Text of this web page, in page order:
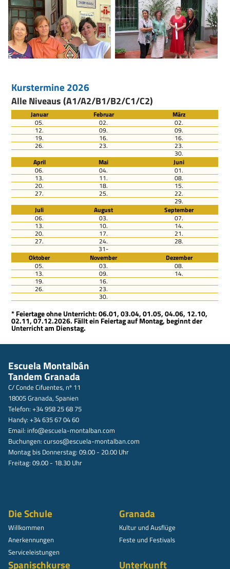
Kurstermine 2026
Alle Niveaus (A1/A2/B1/B2/C1/C2)
Januar Februar
März
05.
02. 02.
12. 09. 09.
19. 16. 16.
26. 23. 23.
30.
April
Mai
Juni
06.
04. 01.
13. 11. 08.
20. 18. 15.
27. 25. 22.
29.
Juli
August
September
06.
03. 07.
13. 10. 14.
20. 17. 21.
27. 24. 28.
31-
Oktober
November
Dezember
05.
03. 08.
13. 09. 14.
19. 16.
26. 23.
30.
* Feiertage ohne Unterricht: 06.01, 03.04, 01.05, 04.06, 12.10,
02.11, 07.12.2026. Fällt ein Feiertag auf Montag, beginnt der
Unterricht am Dienstag.
Escuela Montalbán
Tandem Granada
C/ Conde Cifuentes, nº 11
18005 Granada, Spanien
Telefon: +34 958 25 68 75
Handy: +34 635 67 04 60
Email: info@escuela-montalban.com
Buchungen: cursos@escuela-montalban.com
Montag bis Donnerstag: 09.00 - 20.00 Uhr
Freitag: 09.00 - 18.30 Uhr
Die Schule
Willkommen
Anerkennungen
Serviceleistungen
Granada
Kultur und Ausflüge
Feste und Festivals
Spanischkurse Unterkunft